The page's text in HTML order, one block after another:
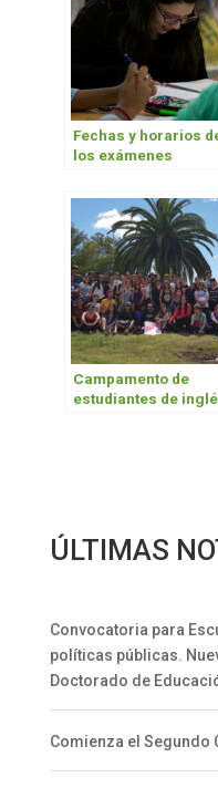
Fechas y horarios
los exámenes
Campamento de
estudiantes de
ÚLTIMAS
Convocatoria para
políticas públicas.
Doctorado de
Comienza el Segundo